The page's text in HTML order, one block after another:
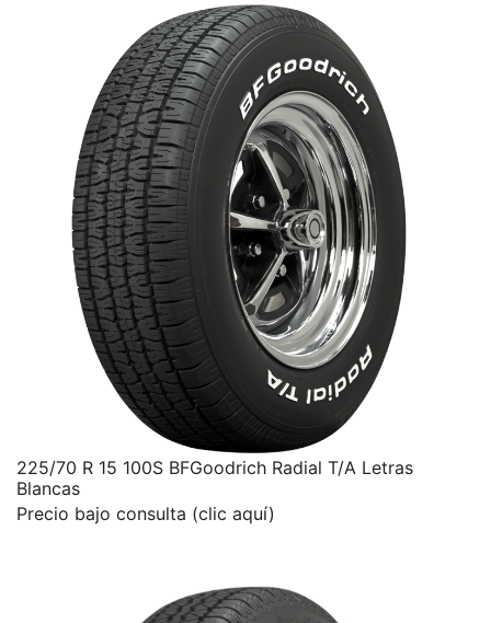
225/70 R 15 100S BFGoodrich Radial T/A Letras
Blancas
Precio bajo consulta (clic aquí)